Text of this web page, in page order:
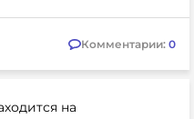
Комментарии: 0
на